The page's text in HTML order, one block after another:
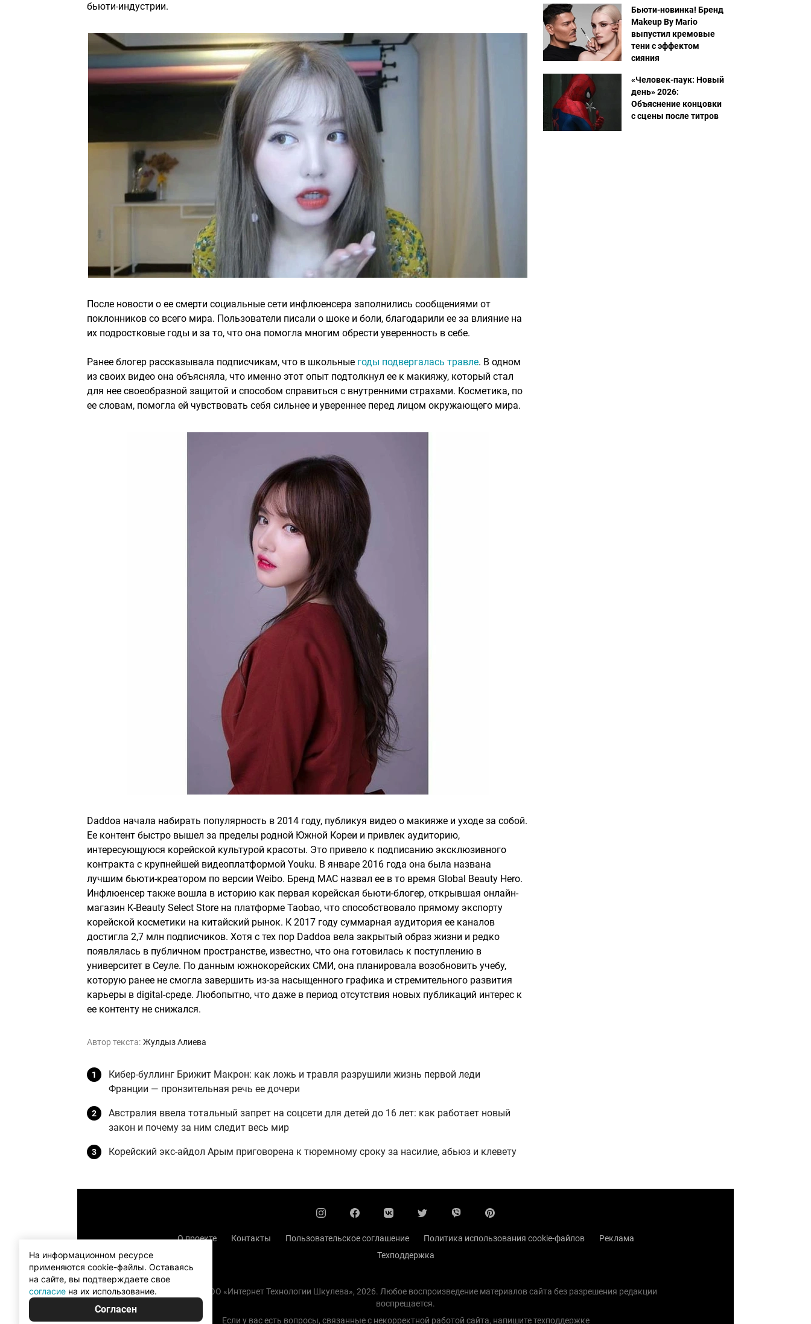
бьюти-индустрии.
После новости о ее смерти социальные сети инфлюенсера заполнились сообщениями от
поклонников со всего мира. Пользователи писали о шоке и боли, благодарили ее за влияние на
их подростковые годы и за то, что она помогла многим обрести уверенность в себе.
Ранее блогер рассказывала подписчикам, что в школьные годы подвергалась травле. В одном
из своих видео она объясняла, что именно этот опыт подтолкнул ее к макияжу, который стал
для нее своеобразной защитой и способом справиться с внутренними страхами. Косметика, по
ее словам, помогла ей чувствовать себя сильнее и увереннее перед лицом окружающего мира.
Daddoa начала набирать популярность в 2014 году, публикуя видео о макияже и уходе за собой.
Ее контент быстро вышел за пределы родной Южной Кореи и привлек аудиторию,
интересующуюся корейской культурой красоты. Это привело к подписанию эксклюзивного
контракта с крупнейшей видеоплатформой Youku. В январе 2016 года она была названа
лучшим бьюти-креатором по версии Weibo. Бренд MAC назвал ее в то время Global Beauty Hero.
Инфлюенсер также вошла в историю как первая корейская бьюти-блогер, открывшая онлайн-
магазин K-Beauty Select Store на платформе Taobao, что способствовало прямому экспорту
корейской косметики на китайский рынок. К 2017 году суммарная аудитория ее каналов
достигла 2,7 млн подписчиков. Хотя с тех пор Daddoa вела закрытый образ жизни и редко
появлялась в публичном пространстве, известно, что она готовилась к поступлению в
университет в Сеуле. По данным южнокорейских СМИ, она планировала возобновить учебу,
которую ранее не смогла завершить из-за насыщенного графика и стремительного развития
карьеры в digital-среде. Любопытно, что даже в период отсутствия новых публикаций интерес к
ее контенту не снижался.
Автор текста: Жулдыз Алиева
Кибер-буллинг Брижит Макрон: как ложь и травля разрушили жизнь первой леди
Франции — пронзительная речь ее дочери
Австралия ввела тотальный запрет на соцсети для детей до 16 лет: как работает новый
закон и почему за ним следит весь мир
Корейский экс-айдол Арым приговорена к тюремному сроку за насилие, абьюз и клевету
Бьюти-новинка! Бренд
Makeup By Mario
выпустил кремовые
тени с эффектом
сияния
«Человек-паук: Новый
день» 2026:
Объяснение концовки
с сцены после титров
О проекте Контакты Пользовательское соглашение Политика использования cookie-файлов
Реклама
Техподдержка
Copyright (с) TOO «Интернет Технологии Шкулева», 2026. Любое воспроизведение материалов сайта без разрешения редакции
воспрещается.
Если у вас есть вопросы, связанные с некорректной работой сайта, напишитетехподдержке
На информационном ресурсе
применяются cookie-файлы. Оставаясь
на сайте, вы подтверждаете свое
согласие на их использование.
Согласен